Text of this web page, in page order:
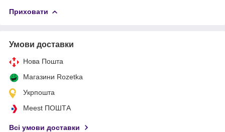
Приховати
Умови доставки
Нова Пошта
Магазини Rozetka
Укрпошта
Meest ПОШТА
Всі умови доставки